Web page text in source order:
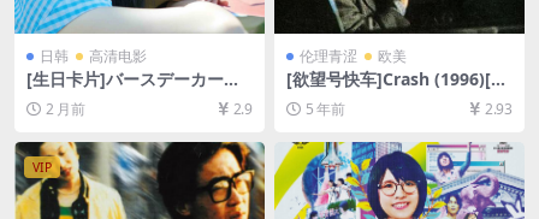
日韩 高清电影
[生日卡片]バースデーカード
(2016)[百度网盘+夸克网盘10
80P超清未删减资源][网盘在
线播放/下载][MP4/8GB][中文
字幕]
2 月前 2.9
伦理青涩 欧美
[欲望号快车]Crash (1996)[百
度网盘+迅雷云盘资源1080P
超清未删减][MP4/6.1GB][中
英字幕]【视频文件+防和谐压
缩包（含解压密码）】
5 年前 2.93
VIP